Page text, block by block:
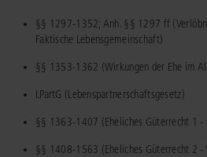
§§ 1297-1352; Anh. §§ 1297 ff
Faktische Lebensgemeinschaft)
§§ 1353-1362 (Wirkungen der Ehe im
LPartG (Lebenspartnerschaftsgesetz)
§§ 1363-1407 (Eheliches Güterrecht 1 -
§§ 1408-1563 (Eheliches Güterrecht 2 -